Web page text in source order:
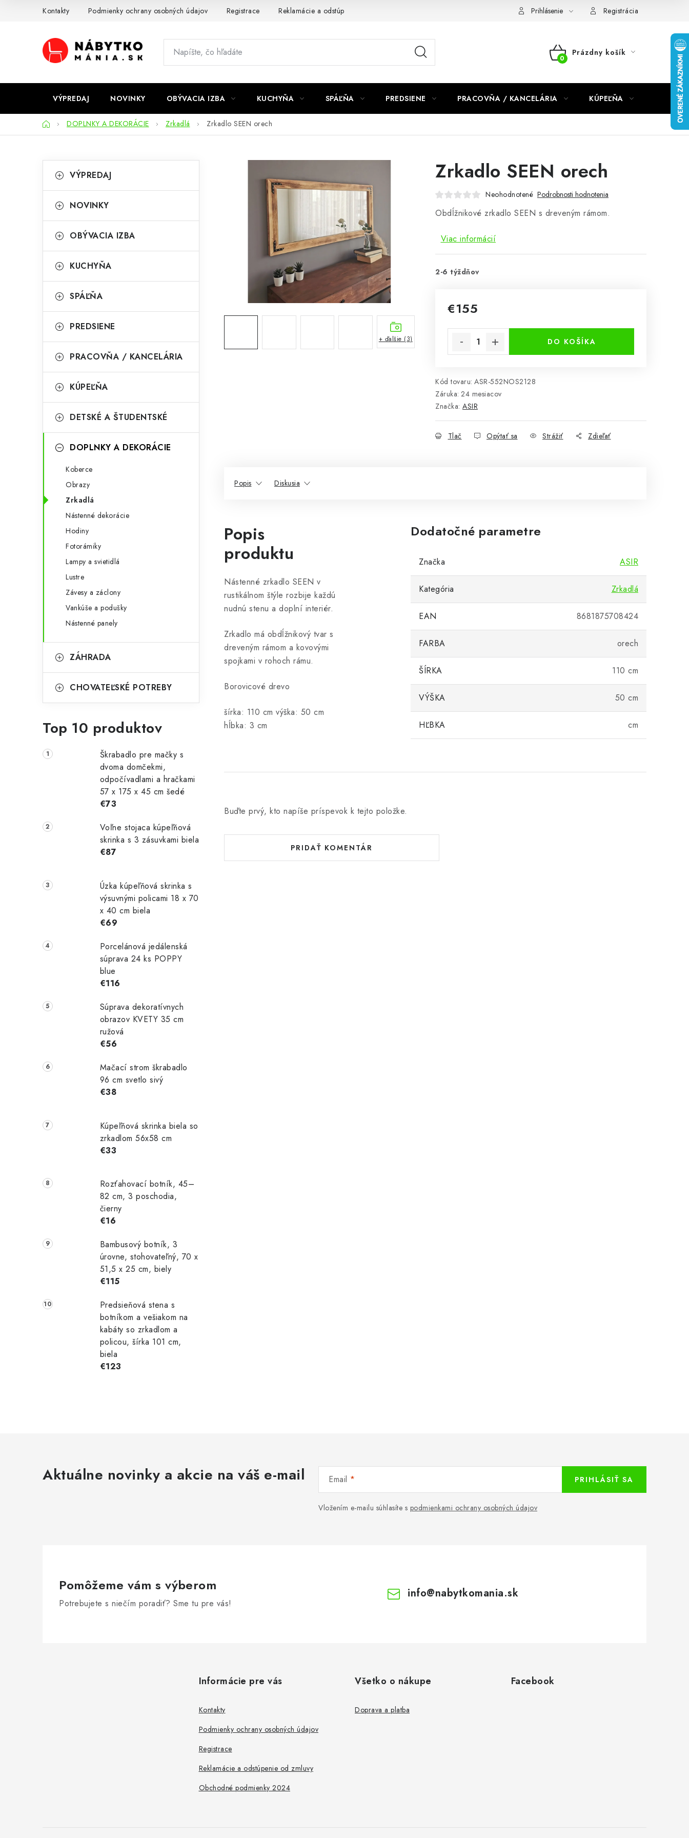
Kontakty Podmienky ochrany osobných údajov Registrace Reklamácie a odstúpenie od zmluvy Prihlásenie Registrácia
NÁKUPNÝ
Prázdny košík
VÝPREDAJ NOVINKY OBÝVACIA IZBA KUCHYŇA SPÁĽŇA PREDSIENE PRACOVŇA / KANCELÁRIA KÚPEĽŇA
DomovDOPLNKY A DEKORÁCIE Zrkadlá Zrkadlo SEEN orech
o
n
ý
a
n
l
kategórie
a
e
ó
i
VÝPREDAJ
NOVINKY
OBÝVACIA IZBA
KUCHYŇA
SPÁĽŇA
PREDSIENE
PRACOVŇA / KANCELÁRIA
KÚPEĽŇA
DETSKÉ A ŠTUDENTSKÉ
DOPLNKY A DEKORÁCIE
Koberce
Obrazy
Zrkadlá
Nástenné dekorácie
Hodiny
Fotorámiky
Lampy a svietidlá
Lustre
Závesy a záclony
Vankúše a podušky
Nástenné panely
ZÁHRADA
CHOVATEĽSKÉ POTREBY
Top 10 produktov
Škrabadlo pre mačky s
dvoma domčekmi,
odpočívadlami a hračkami
57 x 175 x 45 cm šedé
€73
Voľne stojaca kúpeľňová
skrinka s 3 zásuvkami biela
€87
Úzka kúpeľňová skrinka s
výsuvnými policami 18 x 70
x 40 cm biela
€69
Porcelánová jedálenská
súprava 24 ks POPPY
blue
€116
Súprava dekoratívnych
obrazov KVETY 35 cm
ružová
€56
Mačací strom škrabadlo
96 cm svetlo sivý
€38
Kúpeľňová skrinka biela so
zrkadlom 56x58 cm
€33
Rozťahovací botník, 45–
82 cm, 3 poschodia,
čierny
€16
Bambusový botník, 3
úrovne, stohovateľný, 70 x
51,5 x 25 cm, biely
€115
Predsieňová stena s
botníkom a vešiakom na
kabáty so zrkadlom a
policou, šírka 101 cm,
biela
€123
Zrkadlo SEEN orech
Neohodnotené Podrobnosti hodnotenia
Obdĺžnikové zrkadlo SEEN s dreveným rámom.
Viac informácií
2-6 týždňov
€155
DO KOŠÍKA
Kód tovaru: ASR-552NOS2128
Záruka: 24 mesiacov
Značka: ASIR
Tlač Opýtať sa Strážiť Zdieľať
+ ďalšie (3)
Popis Diskusia
Popis
produktu
Nástenné zrkadlo SEEN v
rustikálnom štýle rozbije každú
nudnú stenu a doplní interiér.
Zrkadlo má obdĺžnikový tvar s
dreveným rámom a kovovými
spojkami v rohoch rámu.
Borovicové drevo
šírka: 110 cm výška: 50 cm
hĺbka: 3 cm
Dodatočné parametre
Značka ASIR
Kategória Zrkadlá
EAN 8681875708424
FARBA orech
ŠÍRKA 110 cm
VÝŠKA 50 cm
HĽBKA cm
Buďte prvý, kto napíše príspevok k tejto položke.
PRIDAŤ KOMENTÁR
Aktuálne novinky a akcie na váš e-mail Email
Vložením e-mailu súhlasíte s podmienkami ochrany osobných údajov
PRIHLÁSIŤ SA
Pomôžeme vám s výberom
Potrebujete s niečím poradiť? Sme tu pre vás!
info@nabytkomania.sk
Informácie pre vás
Kontakty
Podmienky ochrany osobných údajov
Registrace
Reklamácie a odstúpenie od zmluvy
Obchodné podmienky 2024
Všetko o nákupe
Doprava a platba
Facebook